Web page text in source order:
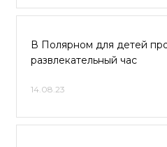
В Полярном для детей
развлекательный час
14.08.23